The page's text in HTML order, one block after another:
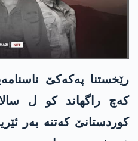
كه‌چ راگهاند كو ل
كوردستانێ كه‌تنه‌ به‌ر